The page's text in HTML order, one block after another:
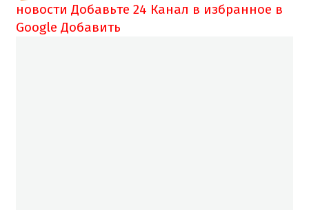
новости Добавьте 24 Канал в избранное в
Google Добавить